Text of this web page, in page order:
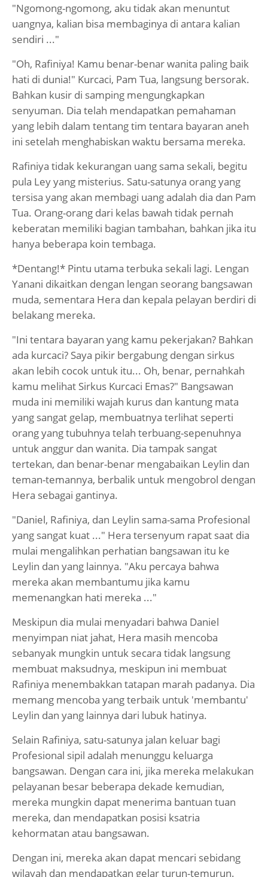
"Ngomong-ngomong, aku tidak akan menuntut
uangnya, kalian bisa membaginya di antara kalian
sendiri ..."
"Oh, Rafiniya! Kamu benar-benar wanita paling baik
hati di dunia!" Kurcaci, Pam Tua, langsung bersorak.
Bahkan kusir di samping mengungkapkan
senyuman. Dia telah mendapatkan pemahaman
yang lebih dalam tentang tim tentara bayaran aneh
ini setelah menghabiskan waktu bersama mereka.
Rafiniya tidak kekurangan uang sama sekali, begitu
pula Ley yang misterius. Satu-satunya orang yang
tersisa yang akan membagi uang adalah dia dan Pam
Tua. Orang-orang dari kelas bawah tidak pernah
keberatan memiliki bagian tambahan, bahkan jika itu
hanya beberapa koin tembaga.
*Dentang!* Pintu utama terbuka sekali lagi. Lengan
Yanani dikaitkan dengan lengan seorang bangsawan
muda, sementara Hera dan kepala pelayan berdiri di
belakang mereka.
"Ini tentara bayaran yang kamu pekerjakan? Bahkan
ada kurcaci? Saya pikir bergabung dengan sirkus
akan lebih cocok untuk itu... Oh, benar, pernahkah
kamu melihat Sirkus Kurcaci Emas?" Bangsawan
muda ini memiliki wajah kurus dan kantung mata
yang sangat gelap, membuatnya terlihat seperti
orang yang tubuhnya telah terbuang-sepenuhnya
untuk anggur dan wanita. Dia tampak sangat
tertekan, dan benar-benar mengabaikan Leylin dan
teman-temannya, berbalik untuk mengobrol dengan
Hera sebagai gantinya.
"Daniel, Rafiniya, dan Leylin sama-sama Profesional
yang sangat kuat ..." Hera tersenyum rapat saat dia
mulai mengalihkan perhatian bangsawan itu ke
Leylin dan yang lainnya. "Aku percaya bahwa
mereka akan membantumu jika kamu
memenangkan hati mereka ..."
Meskipun dia mulai menyadari bahwa Daniel
menyimpan niat jahat, Hera masih mencoba
sebanyak mungkin untuk secara tidak langsung
membuat maksudnya, meskipun ini membuat
Rafiniya menembakkan tatapan marah padanya. Dia
memang mencoba yang terbaik untuk 'membantu'
Leylin dan yang lainnya dari lubuk hatinya.
Selain Rafiniya, satu-satunya jalan keluar bagi
Profesional sipil adalah menunggu keluarga
bangsawan. Dengan cara ini, jika mereka melakukan
pelayanan besar beberapa dekade kemudian,
mereka mungkin dapat menerima bantuan tuan
mereka, dan mendapatkan posisi ksatria
kehormatan atau bangsawan.
Dengan ini, mereka akan dapat mencari sebidang
wilayah dan mendapatkan gelar turun-temurun.